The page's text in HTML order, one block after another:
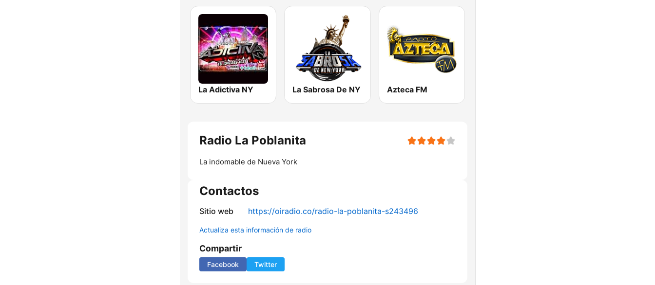
La Adictiva NY La Sabrosa De NY Azteca FM
Radio La Poblanita
La indomable de Nueva York
Contactos
Sitio web https://oiradio.co/radio-la-poblanita-s243496
Actualiza esta información de radio
Compartir
Facebook Twitter